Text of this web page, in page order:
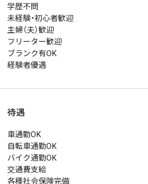
学歴不問
未経験・初心者歓迎
主婦（夫）歓迎
フリーター歓迎
ブランク有OK
経験者優遇
待遇
車通勤OK
自転車通勤OK
バイク通勤OK
交通費支給
各種社会保険完備